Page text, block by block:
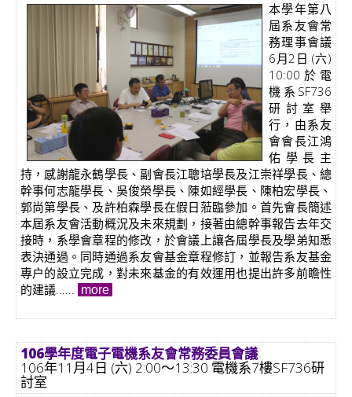
本學年第八
屆系友會常
務理事會議
6月2日 (六)
10:00於電
機系SF736
研討室舉
行，由系友
會會長江鴻
佑學長主
持，感謝龍永鶴學長、副會長江聰培學長及江崇祥學長、總
幹事何志龍學長、吳俊榮學長、陳如經學長、陳柏宏學長、
郭尚第學長、及許柏森學長在假日蒞臨參加。首先會長簡述
本屆系友會活動概況及未來規劃，接著由總幹事報告去年交
接時，系學會章程的修改，於會議上讓各屆學長及學弟知悉
表決通過。同時通過系友會基金章程修訂，並報告系友基金
專户的設立完成，對未來基金的有效運用也提出許多前瞻性
的建議...... more
106學年度電子電機系友會常務委員會議
106年11月4日 (六) 2:00～13:30 電機系7樓SF736研
討室